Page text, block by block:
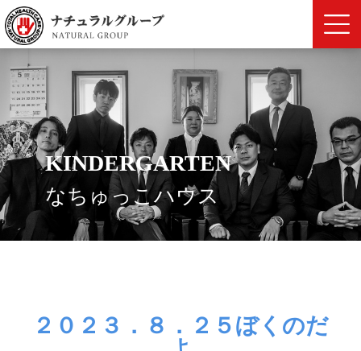
KINDERGARTEN
なちゅっこハウス
２０２３．８．２５ぼくのだ